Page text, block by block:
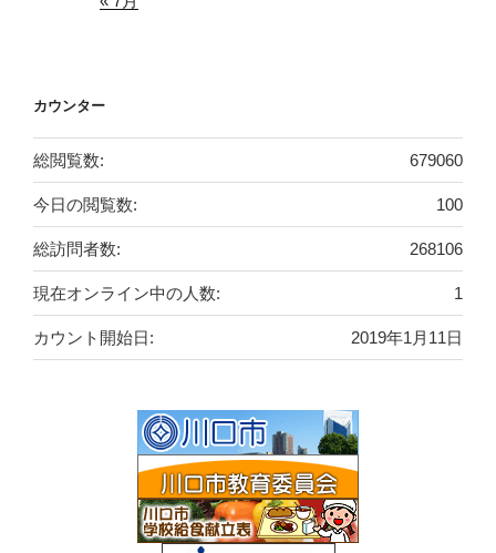
カウンター
679060
総閲覧数:
100
今日の閲覧数:
268106
総訪問者数:
1
現在オンライン中の人数:
2019年1月11日
カウント開始日: